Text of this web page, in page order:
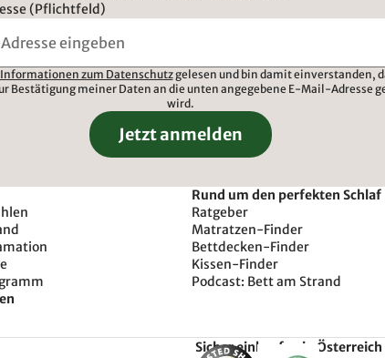
(Pflichtfeld)
Informationen zum Datenschutzgelesen und bin damit einverstanden,
Bestätigung meiner Daten an die unten angegebene E-Mail-Adresse
wird.
Jetzt anmelden
Rund um den perfekten Schlaf
Ratgeber
Matratzen-Finder
Bettdecken-Finder
Kissen-Finder
Podcast: Bett am Strand
Sicher einkaufen in Österreich